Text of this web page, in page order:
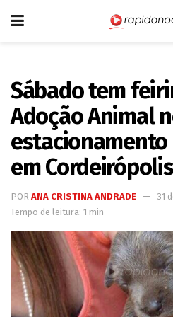
Sábado tem
Adoção Animal
em Cordeirópolis
POR ANA CRISTINA ANDRADE
31
Tempo de leitura: 1 min